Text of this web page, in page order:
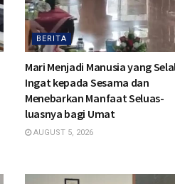
BERITA
Mari Menjadi Manusia yang
Ingat kepada Sesama dan
Menebarkan Manfaat Seluas-
luasnya bagi Umat
AUGUST 5, 2026